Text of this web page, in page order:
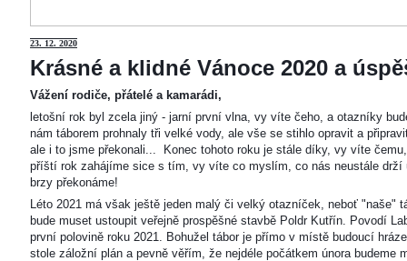
23. 12. 2020
Krásné a klidné Vánoce 2020 a
Vážení rodiče, přátelé a kamarádi,
letošní rok byl zcela jiný - jarní první vlna, vy víte čeho, a otazníky
nám táborem prohnaly tři velké vody, ale vše se stihlo opravit a
ale i to jsme překonali... Konec tohoto roku je stále díky, vy víte
příští rok zahájíme sice s tím, vy víte co myslím, co nás neustále
brzy překonáme!
Léto 2021 má však ještě jeden malý či velký otazníček, neboť "naše"
bude muset ustoupit veřejně prospěšné stavbě Poldr Kutřín. Povodí
první polovině roku 2021. Bohužel tábor je přímo v místě budoucí
stole záložní plán a pevně věřím, že nejdéle počátkem února